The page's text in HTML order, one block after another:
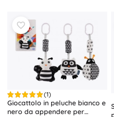
(1)
Giocattolo in peluche bianco e
nero da appendere per